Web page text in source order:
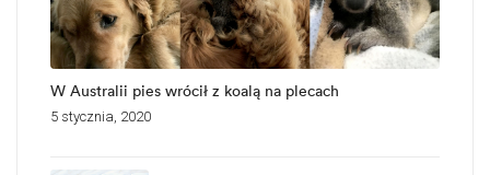
W Australii pies wrócił z koalą na plecach
5 stycznia, 2020